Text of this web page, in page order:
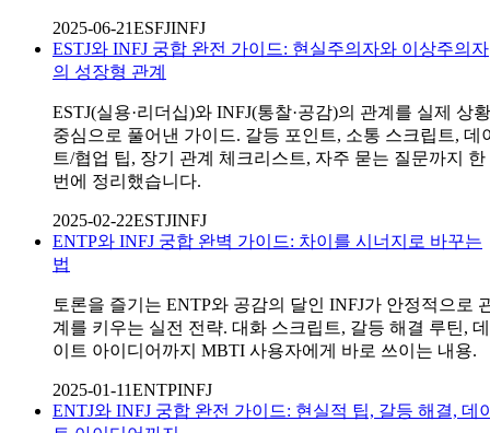
2025-06-21ESFJINFJ
ESTJ와 INFJ 궁합 완전 가이드: 현실주의자와 이상주의자
의 성장형 관계
ESTJ(실용·리더십)와 INFJ(통찰·공감)의 관계를 실제 상황
중심으로 풀어낸 가이드. 갈등 포인트, 소통 스크립트, 데
트/협업 팁, 장기 관계 체크리스트, 자주 묻는 질문까지 한
번에 정리했습니다.
2025-02-22ESTJINFJ
ENTP와 INFJ 궁합 완벽 가이드: 차이를 시너지로 바꾸는
법
토론을 즐기는 ENTP와 공감의 달인 INFJ가 안정적으로
계를 키우는 실전 전략. 대화 스크립트, 갈등 해결 루틴, 데
이트 아이디어까지 MBTI 사용자에게 바로 쓰이는 내용.
2025-01-11ENTPINFJ
ENTJ와 INFJ 궁합 완전 가이드: 현실적 팁, 갈등 해결, 데